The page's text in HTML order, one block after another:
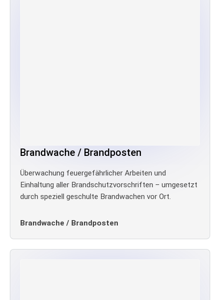
Brandwache / Brandposten
Überwachung feuergefährlicher Arbeiten und
Einhaltung aller Brandschutzvorschriften – umgesetzt
durch speziell geschulte Brandwachen vor Ort.
Brandwache / Brandposten